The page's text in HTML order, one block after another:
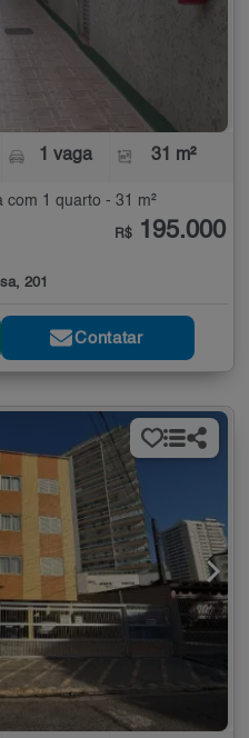
1 vaga 31 m²
com 1 quarto - 31 m²
201
R$ 195.000
Contatar